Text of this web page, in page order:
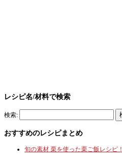
レシピ名/材料で検索
検索:
おすすめのレシピまとめ
旬の素材 栗を使った栗ご飯レシピ！